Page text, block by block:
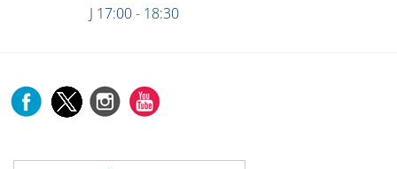
J 17:00 - 18:30